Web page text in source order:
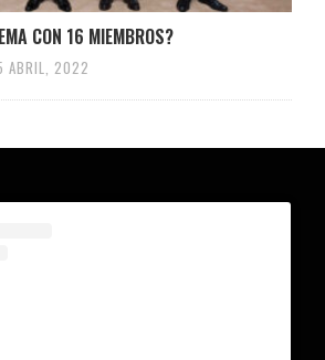
CON 16 MIEMBROS?
ABRIL, 2022